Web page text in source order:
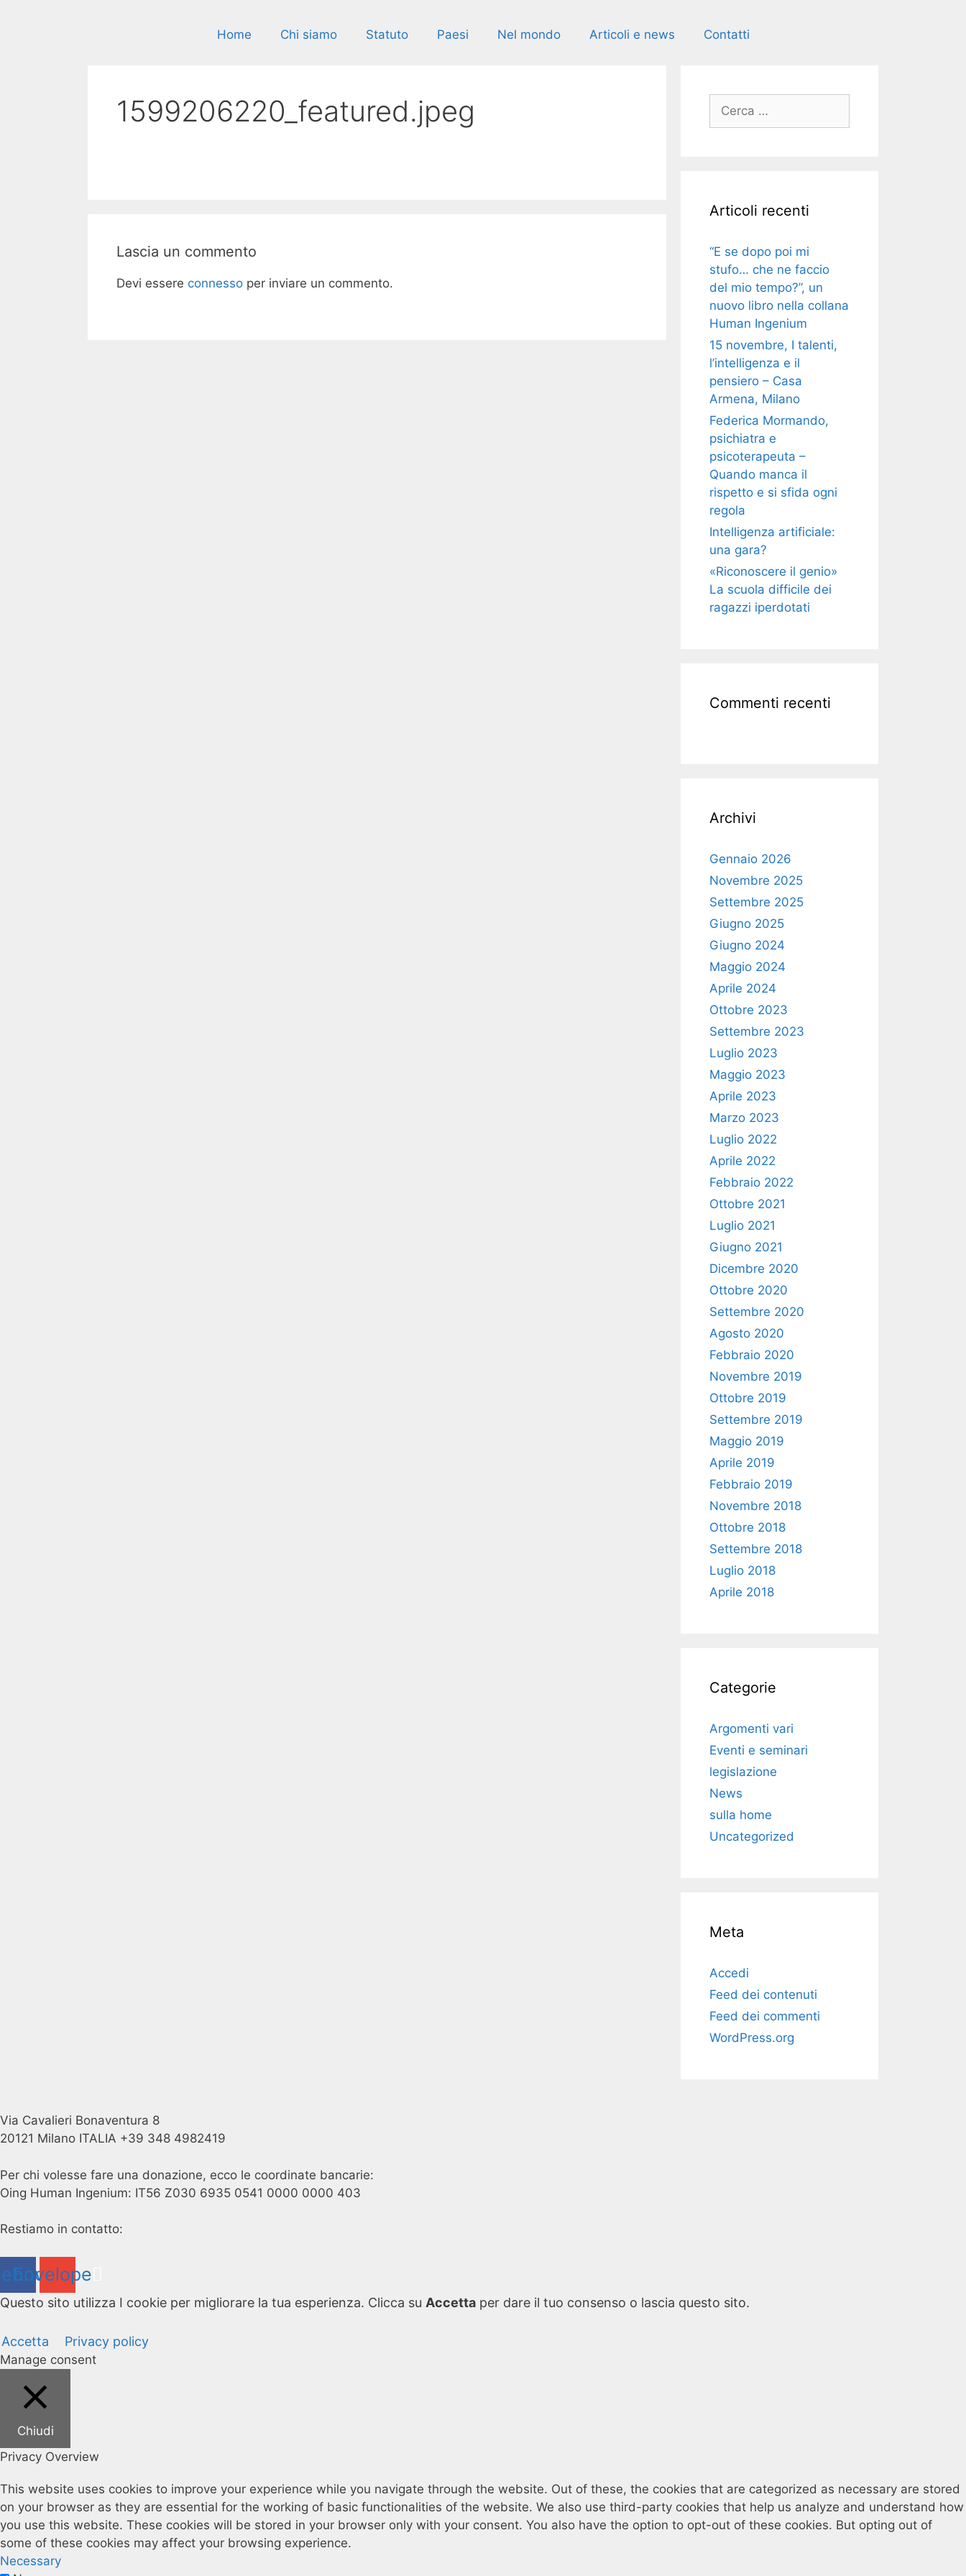
Home Chi siamo Statuto Paesi Nel mondo Articoli e news Contatti
1599206220_featured.jpeg
Lascia un commento
Devi essere connesso per inviare un commento.
Ricerca
Articoli recenti
“E se dopo poi mi
stufo… che ne faccio
del mio tempo?”, un
nuovo libro nella collana
Human Ingenium
15 novembre, I talenti,
l’intelligenza e il
pensiero – Casa
Armena, Milano
Federica Mormando,
psichiatra e
psicoterapeuta –
Quando manca il
rispetto e si sfida ogni
regola
Intelligenza artificiale:
una gara?
«Riconoscere il genio»
La scuola difficile dei
ragazzi iperdotati
Commenti recenti
Archivi
Gennaio 2026
Novembre 2025
Settembre 2025
Giugno 2025
Giugno 2024
Maggio 2024
Aprile 2024
Ottobre 2023
Settembre 2023
Luglio 2023
Maggio 2023
Aprile 2023
Marzo 2023
Luglio 2022
Aprile 2022
Febbraio 2022
Ottobre 2021
Luglio 2021
Giugno 2021
Dicembre 2020
Ottobre 2020
Settembre 2020
Agosto 2020
Febbraio 2020
Novembre 2019
Ottobre 2019
Settembre 2019
Maggio 2019
Aprile 2019
Febbraio 2019
Novembre 2018
Ottobre 2018
Settembre 2018
Luglio 2018
Aprile 2018
Categorie
Argomenti vari
Eventi e seminari
legislazione
News
sulla home
Uncategorized
Meta
Accedi
Feed dei contenuti
Feed dei commenti
WordPress.org
Via Cavalieri Bonaventura 8
20121 Milano ITALIA +39 348 4982419
Per chi volesse fare una donazione, ecco le coordinate bancarie:
Oing Human Ingenium: IT56 Z030 6935 0541 0000 0000 403
Restiamo in contatto:
Envelope
Questo sito utilizza I cookie per migliorare la tua esperienza. Clicca su Accetta per dare il tuo consenso o lascia questo sito.
Accetta Privacy policy
Manage consent
Chiudi
Privacy Overview
This website uses cookies to improve your experience while you navigate through the website. Out of these, the cookies that are categorized as necessary are stored
on your browser as they are essential for the working of basic functionalities of the website. We also use third-party cookies that help us analyze and understand how
you use this website. These cookies will be stored in your browser only with your consent. You also have the option to opt-out of these cookies. But opting out of
some of these cookies may affect your browsing experience.
Necessary